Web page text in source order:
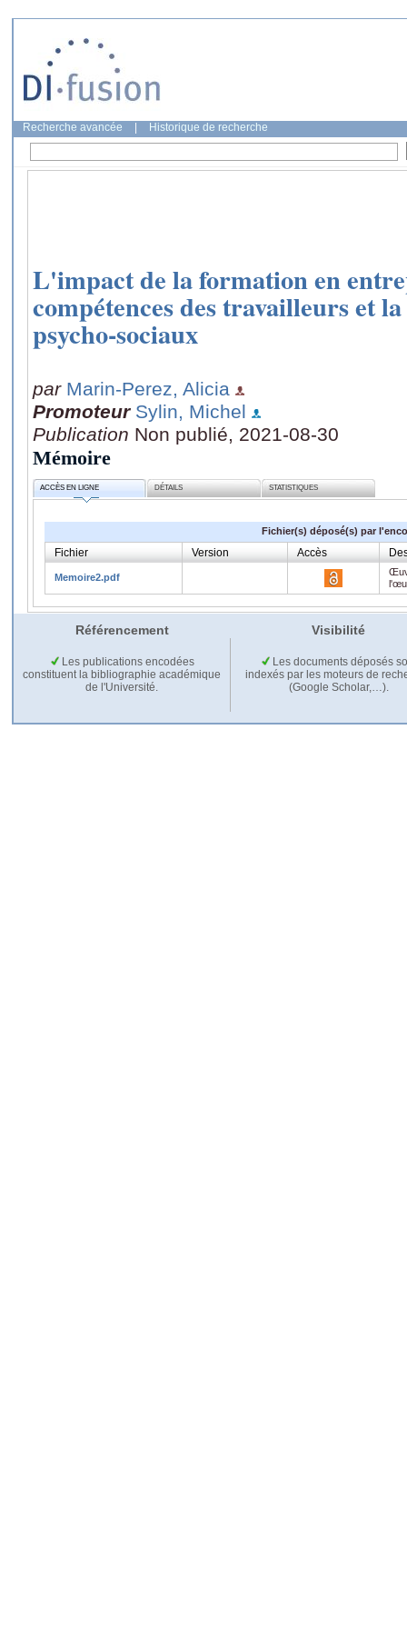
Recherche avancée Historique de recherche
L'impact de la formation en
compétences des travailleurs et
psycho-sociaux
par Marin-Perez, Alicia
Promoteur Sylin, Michel
Publication Non publié, 2021-08-30
Mémoire
ACCÈS EN LIGNE DÉTAILS STATISTIQUES
Fichier(s) déposé(s) par
Fichier Version Accès
Memoire2.pdf
Référencement Visibilité
Les publications encodées
constituent la bibliographie académique
de l'Université.
Les documents déposés
indexés par les moteurs de
(Google Scholar,…).